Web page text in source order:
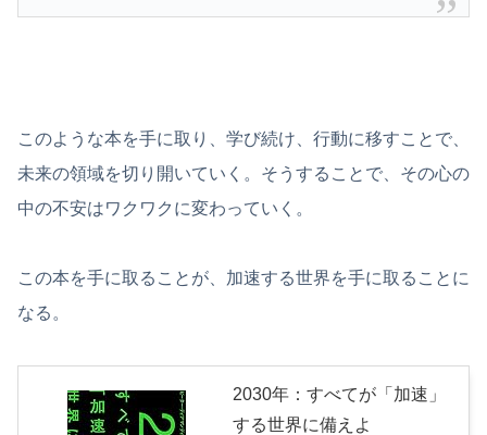
このような本を手に取り、学び続け、行動に移すことで、
未来の領域を切り開いていく。そうすることで、その心の
中の不安はワクワクに変わっていく。
この本を手に取ることが、加速する世界を手に取ることに
なる。
2030年：すべてが「加速」
する世界に備えよ